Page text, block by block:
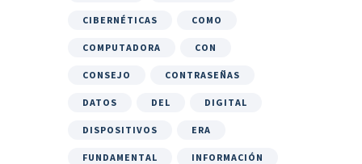
CIBERNÉTICAS COMO
COMPUTADORA CON
CONSEJO CONTRASEÑAS
DATOS DEL DIGITAL
DISPOSITIVOS ERA
FUNDAMENTAL INFORMACIÓN